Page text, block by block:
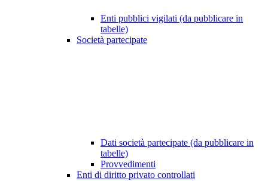
Enti pubblici vigilati (da pubblicare in
tabelle)
Società partecipate
Dati società partecipate (da pubblicare in
tabelle)
Provvedimenti
Enti di diritto privato controllati